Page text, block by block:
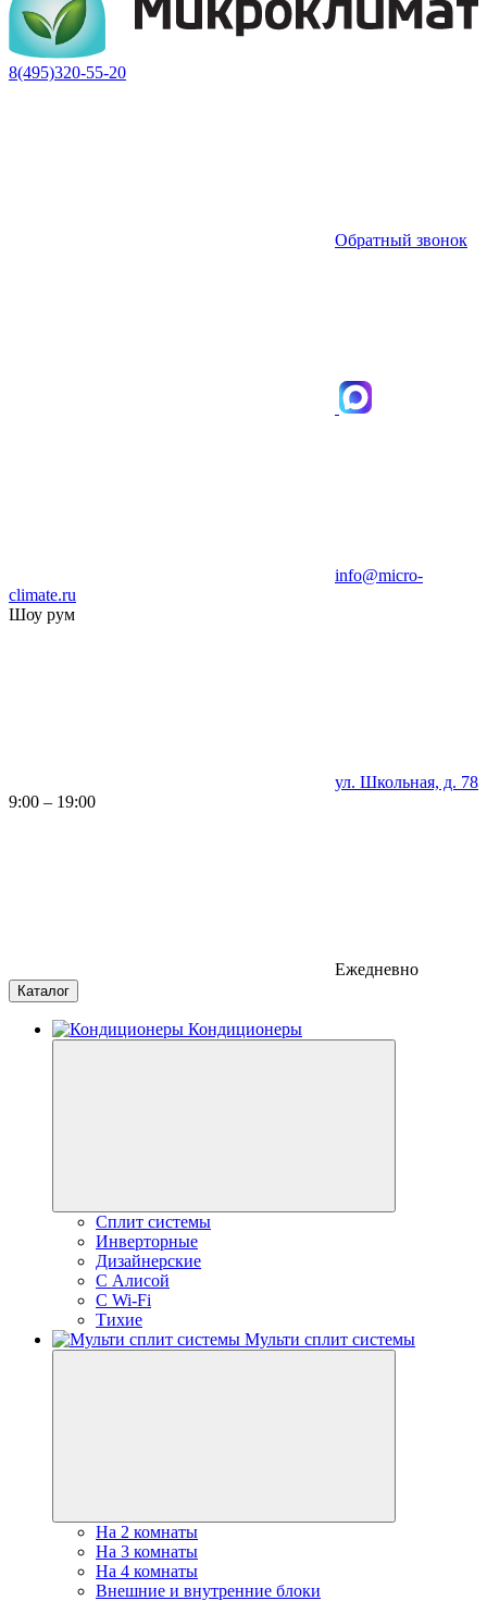
8(495)320-55-20
Обратный звонок
info@micro-
climate.ru
Шоу рум
ул. Школьная, д. 78
9:00 – 19:00
Ежедневно
Каталог
Кондиционеры
Сплит системы
Инверторные
Дизайнерские
С Алисой
C Wi-Fi
Тихие
Мульти сплит системы
На 2 комнаты
На 3 комнаты
На 4 комнаты
Внешние и внутренние блоки